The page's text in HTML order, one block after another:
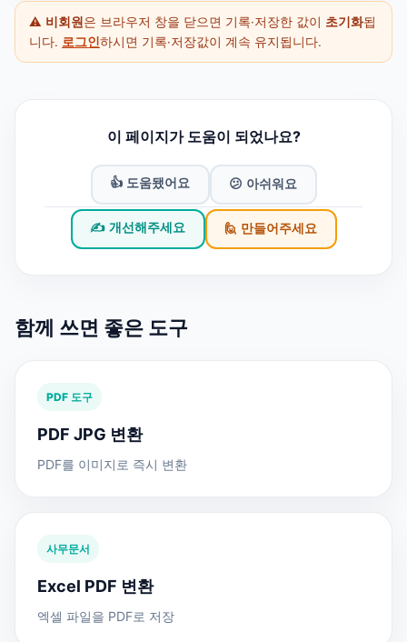
⚠️ 비회원 은 브라우저 창을 닫으면 기록·저장한 값이 초기화됩
니다. 로그인 하시면 기록·저장값이 계속 유지됩니다.
이 페이지가 도움이 되었나요?
👍 도움됐어요 😕 아쉬워요
✍️ 개선해주세요 🙋 만들어주세요
함께 쓰면 좋은 도구
PDF 도구
PDF JPG 변환
PDF를 이미지로 즉시 변환
사무문서
Excel PDF 변환
엑셀 파일을 PDF로 저장